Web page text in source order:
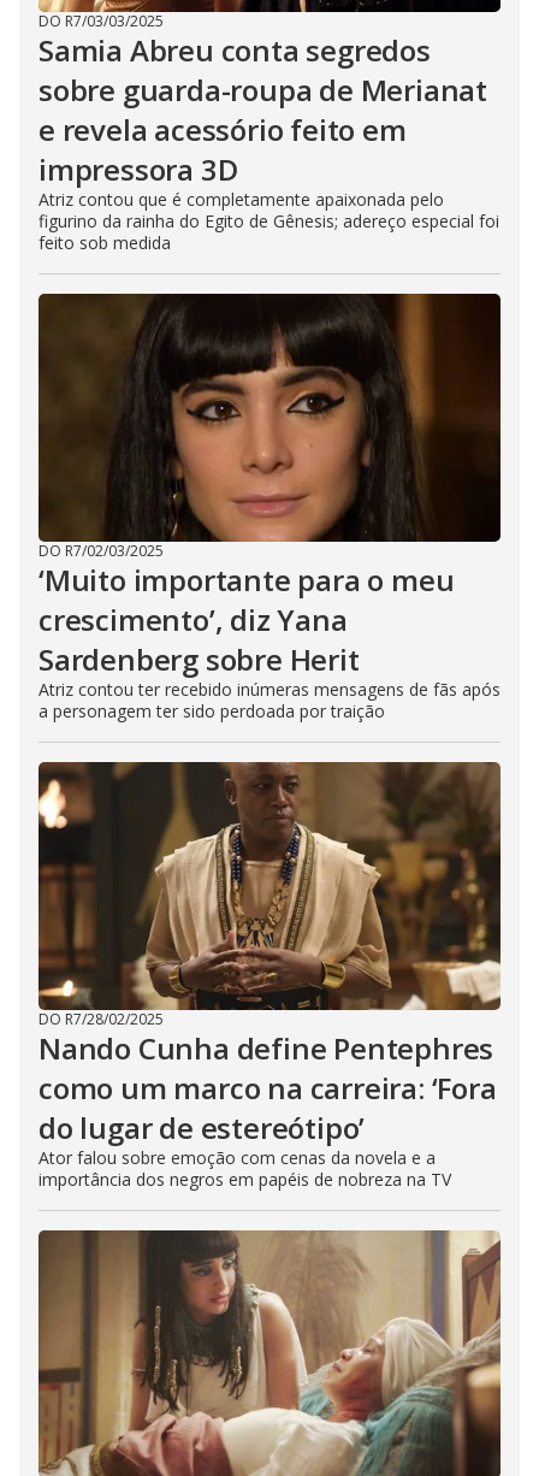
DO R7/03/03/2025
Samia Abreu conta segredos
sobre guarda-roupa de Merianat
e revela acessório feito em
impressora 3D
Atriz contou que é completamente apaixonada pelo
figurino da rainha do Egito de Gênesis; adereço especial foi
feito sob medida
DO R7/02/03/2025
‘Muito importante para o meu
crescimento’, diz Yana
Sardenberg sobre Herit
Atriz contou ter recebido inúmeras mensagens de fãs após
a personagem ter sido perdoada por traição
DO R7/28/02/2025
Nando Cunha define Pentephres
como um marco na carreira: ‘Fora
do lugar de estereótipo’
Ator falou sobre emoção com cenas da novela e a
importância dos negros em papéis de nobreza na TV